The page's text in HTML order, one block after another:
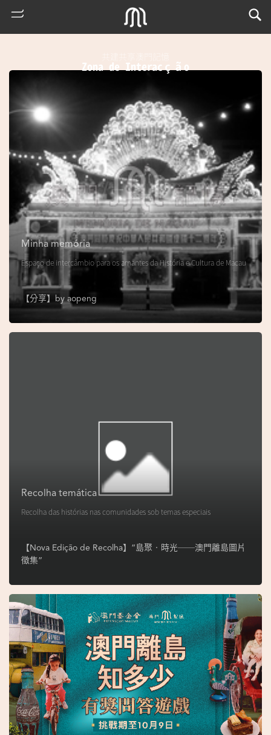
m
o
吳
榮
恪
Zona de Interacção
Minha memória
Espaço de intercâmbio para os amantes da História e Cultura de Macau
【分享】by aopeng
Recolha temática
Recolha das histórias nas comunidades sob temas especiais
【Nova Edição de Recolha】“島聚‧時光──澳門離島圖片
徵集”